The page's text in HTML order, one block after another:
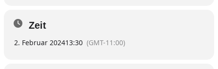
Zeit
2. Februar 202413:30 (GMT-11:00)